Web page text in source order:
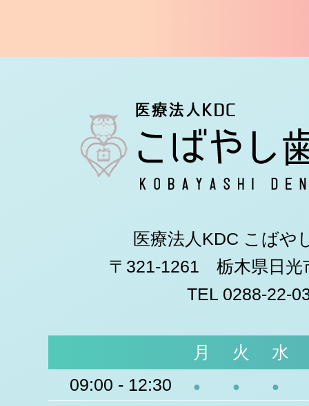
医療法人KDC こばや
〒321-1261 栃木県日光
TEL 0288-22-
月 火
水
09:00 - 12:30
● ● ●